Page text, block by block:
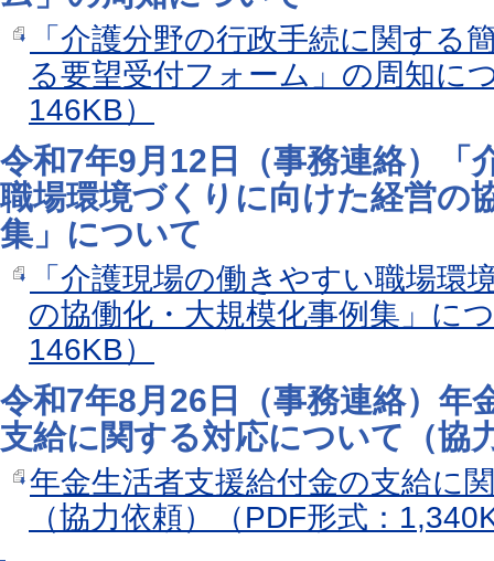
「介護分野の行政手続に関する
る要望受付フォーム」の周知に
146KB）
令和7年9月12日（事務連絡）「
職場環境づくりに向けた経営の
集」について
「介護現場の働きやすい職場環
の協働化・大規模化事例集」に
146KB）
令和7年8月26日（事務連絡）年
支給に関する対応について（協
年金生活者支援給付金の支給に
（協力依頼）（PDF形式：